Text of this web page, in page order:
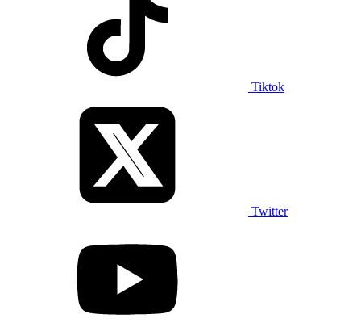
Tiktok
Twitter